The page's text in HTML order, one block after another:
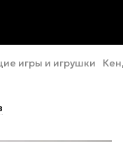
игры и игрушки